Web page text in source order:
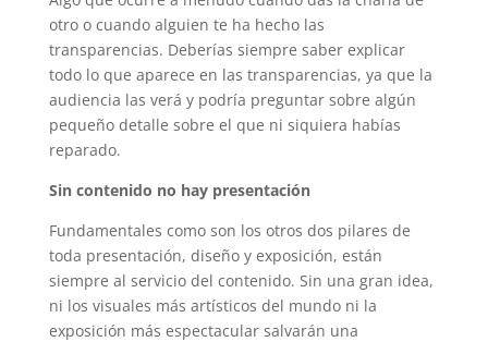
otro o cuando alguien te ha hecho las
transparencias. Deberías siempre saber explicar
todo lo que aparece en las transparencias, ya que la
audiencia las verá y podría preguntar sobre algún
pequeño detalle sobre el que ni siquiera habías
reparado.
Sin contenido no hay presentación
Fundamentales como son los otros dos pilares de
toda presentación, diseño y exposición, están
siempre al servicio del contenido. Sin una gran idea,
ni los visuales más artísticos del mundo ni la
exposición más espectacular salvarán una